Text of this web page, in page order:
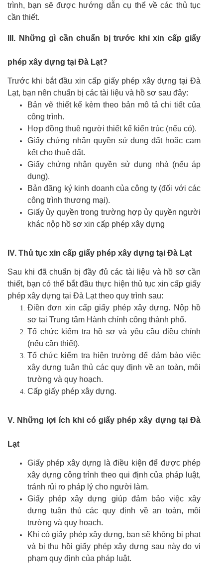
trình, bạn sẽ được hướng dẫn cụ thể về các thủ tục
cần thiết.
III. Những gì cần chuẩn bị trước khi xin cấp giấy
phép xây dựng tại Đà Lạt?
Trước khi bắt đầu xin cấp giấy phép xây dựng tại Đà
Lạt, bạn nên chuẩn bị các tài liệu và hồ sơ sau đây:
Bản vẽ thiết kế kèm theo bản mô tả chi tiết của
công trình.
Hợp đồng thuê người thiết kế kiến trúc (nếu có).
Giấy chứng nhận quyền sử dụng đất hoặc cam
kết cho thuê đất.
Giấy chứng nhận quyền sử dụng nhà (nếu áp
dụng).
Bản đăng ký kinh doanh của công ty (đối với các
công trình thương mại).
Giấy ủy quyền trong trường hợp ủy quyền người
khác nộp hồ sơ xin cấp phép xây dựng
IV. Thủ tục xin cấp giấy phép xây dựng tại Đà Lạt
Sau khi đã chuẩn bị đầy đủ các tài liệu và hồ sơ cần
thiết, bạn có thể bắt đầu thực hiện thủ tục xin cấp giấy
phép xây dựng tại Đà Lạt theo quy trình sau:
Điền đơn xin cấp giấy phép xây dựng. Nộp hồ
sơ tại Trung tâm Hành chính công thành phố.
Tổ chức kiểm tra hồ sơ và yêu cầu điều chỉnh
(nếu cần thiết).
Tổ chức kiểm tra hiện trường để đảm bảo việc
xây dựng tuân thủ các quy định về an toàn, môi
trường và quy hoạch.
Cấp giấy phép xây dựng.
V. Những lợi ích khi có giấy phép xây dựng tại Đà
Lạt
Giấy phép xây dựng là điều kiện để được phép
xây dựng công trình theo qui định của pháp luật,
tránh rủi ro pháp lý cho người làm.
Giấy phép xây dựng giúp đảm bảo việc xây
dựng tuân thủ các quy định về an toàn, môi
trường và quy hoạch.
Khi có giấy phép xây dựng, bạn sẽ không bị phạt
và bị thu hồi giấy phép xây dựng sau này do vi
phạm quy định của pháp luật.